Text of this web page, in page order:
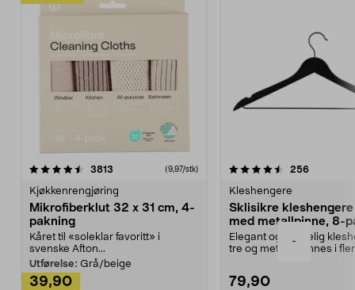
-
3813 anmeldelser(9,97/stk)
Kjøkkenrengjøring
Mikrofiberklut 32 x 31 cm, 4-
pakning
Kåret til «soleklar favoritt» i
svenske Afton...
Utførelse: Grå/beige
39,90
4.5av 5 stjerner 256
Kleshengere
Sklisikre
med metallpinne, 8-
Elegant og skikkelig
tre og metall – finnes i
79,90
4.5av 5 stjerner